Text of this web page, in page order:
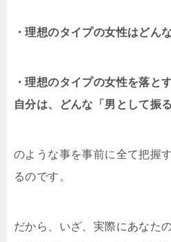
・理想のタイプの女性はどん
・理想のタイプの女性を落と
自分は、どんな「男として振
のような事を事前に全て把握
るのです。
だから、いざ、実際にあなた